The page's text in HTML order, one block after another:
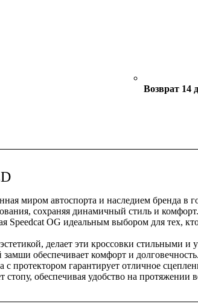
Возврат 14
миром автоспорта и наследием бренда
сохраняя динамичный стиль и
Speedcat OG идеальным выбором для тех,
делает эти кроссовки стильными и
обеспечивает комфорт и долговечность.
протектором гарантирует отличное
обеспечивая удобство на протяжении